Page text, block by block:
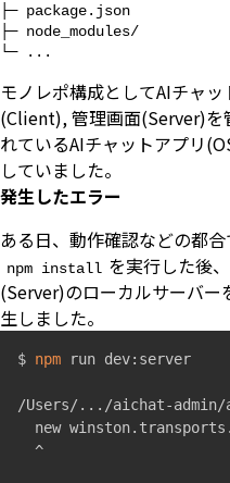
├─ package.json
├─ node_modules/
└─ ...
モノレポ構成としてAIチャ
(Client), 管理画面(Server)を
れているAIチャットアプリ
していました。
発生したエラー
ある日、動作確認などの都
npm install を実行した後
(Server)のローカルサーバー
生しました。
$ npm run dev:server
/Users/.. ./aichat-admin/
new
  ^